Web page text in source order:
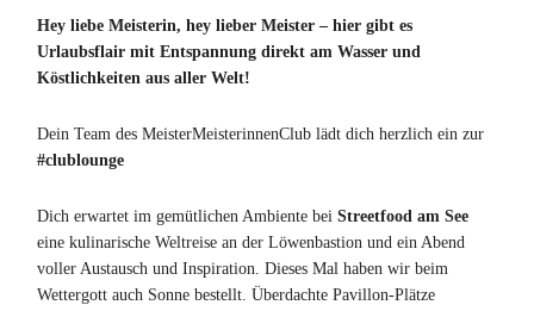
Hey liebe Meisterin, hey lieber Meister – hier gibt es
Urlaubsflair mit Entspannung direkt am Wasser und
Köstlichkeiten aus aller Welt!
Dein Team des MeisterMeisterinnenClub lädt dich herzlich ein zur
#clublounge
Dich erwartet im gemütlichen Ambiente bei Streetfood am See
eine kulinarische Weltreise an der Löwenbastion und ein Abend
voller Austausch und Inspiration. Dieses Mal haben wir beim
Wettergott auch Sonne bestellt. Überdachte Pavillon-Plätze